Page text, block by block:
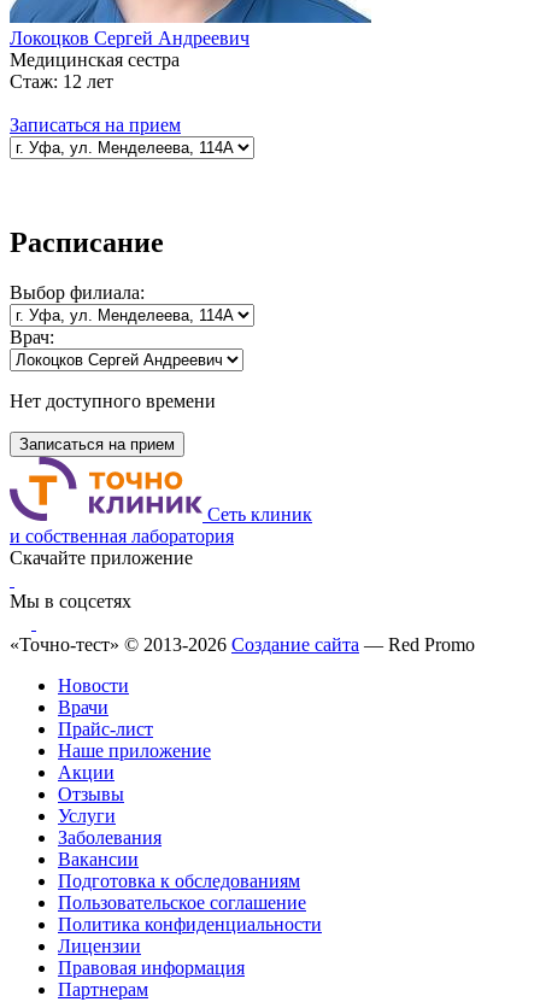
Локоцков Сергей Андреевич
Медицинская сестра
Стаж: 12 лет
Записаться на прием
Расписание
Выбор филиала:
Врач:
Нет доступного времени
Записаться на прием
Сеть клиник
и собственная лаборатория
Скачайте приложение
Мы в соцсетях
«Точно-тест» © 2013-2026 Создание сайта — Red Promo
Новости
Врачи
Прайс-лист
Наше приложение
Акции
Отзывы
Услуги
Заболевания
Вакансии
Подготовка к обследованиям
Пользовательское соглашение
Политика конфиденциальности
Лицензии
Правовая информация
Партнерам